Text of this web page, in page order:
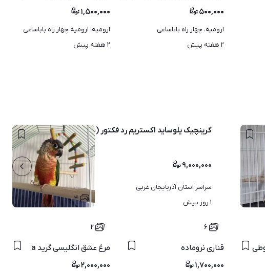
۵۰۰,۰۰۰
ارومیه، چهار راه باباساعی
۲ هفته پیش
۱,۵۰۰,۰۰۰
ارومیه، ارومیه چهار راه باباساعی
۲ هفته پیش
۴
گرینچیک یلوساید اکستریم رد فکتور (سینه سرخ)
۹,۰۰۰,۰۰۰
سراسر استان آذربایجان غربی
۱ روز پیش
۶
قناری نروماده
۱,۷۰۰,۰۰۰
۲
مرغ عشق انگلیسی گرید a
۲,۰۰۰,۰۰۰